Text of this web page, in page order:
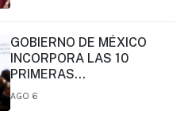
GOBIERNO DE MÉXICO
INCORPORA LAS 10
PRIMERAS
CONCLUSIONES
AGO 6